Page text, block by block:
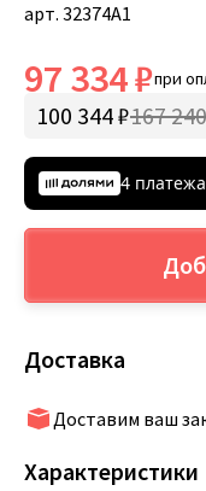
арт. 32374A1
97 334 ₽при
100 344 ₽167
4
Доставка
Доставим ваш
Характеристики